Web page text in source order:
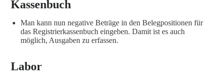
Kassenbuch
Man kann nun negative Beträge in den Belegpositionen für
das Registrierkassenbuch eingeben. Damit ist es auch
möglich, Ausgaben zu erfassen.
Labor